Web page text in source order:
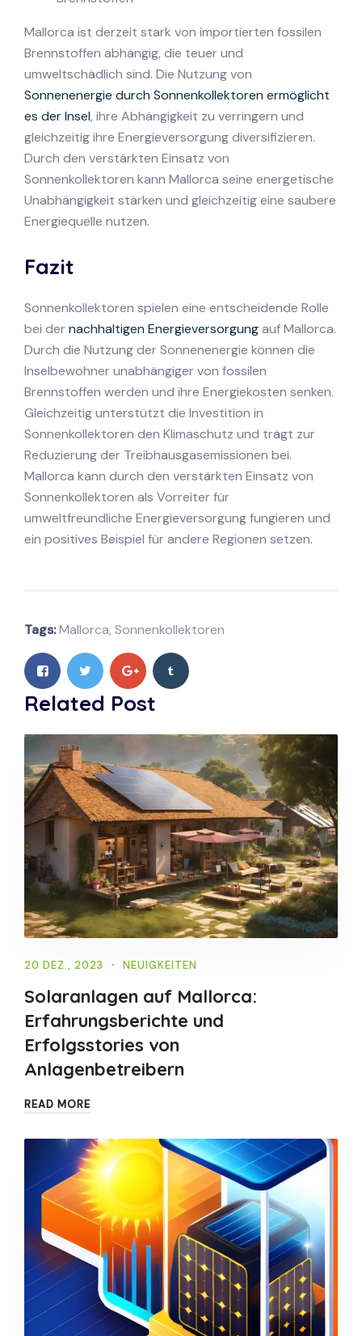
Mallorca ist derzeit stark von importierten fossilen
Brennstoffen abhängig, die teuer und
umweltschädlich sind. Die Nutzung von
Sonnenenergie durch Sonnenkollektoren ermöglicht
es der Insel, ihre Abhängigkeit zu verringern und
gleichzeitig ihre Energieversorgung diversifizieren.
Durch den verstärkten Einsatz von
Sonnenkollektoren kann Mallorca seine energetische
Unabhängigkeit stärken und gleichzeitig eine saubere
Energiequelle nutzen.
Fazit
Sonnenkollektoren spielen eine entscheidende Rolle
bei dernachhaltigen Energieversorgungauf Mallorca.
Durch die Nutzung der Sonnenenergie können die
Inselbewohner unabhängiger von fossilen
Brennstoffen werden und ihre Energiekosten senken.
Gleichzeitig unterstützt die Investition in
Sonnenkollektoren den Klimaschutz und trägt zur
Reduzierung der Treibhausgasemissionen bei.
Mallorca kann durch den verstärkten Einsatz von
Sonnenkollektoren als Vorreiter für
umweltfreundliche Energieversorgung fungieren und
ein positives Beispiel für andere Regionen setzen.
Tags:Mallorca, Sonnenkollektoren
Related Post
20 DEZ., 2023 NEUIGKEITEN
Solaranlagen auf Mallorca:
Erfahrungsberichte und
Erfolgsstories von
Anlagenbetreibern
READ MORE